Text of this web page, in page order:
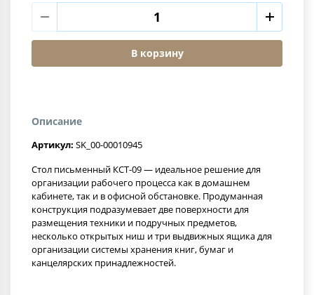
В корзину
Описание
Артикул: SK_00-00010945
Стол письменный КСТ-09 — идеальное решение для
организации рабочего процесса как в домашнем
кабинете, так и в офисной обстановке. Продуманная
конструкция подразумевает две поверхности для
размещения техники и подручных предметов,
несколько открытых ниш и три выдвижных ящика для
организации системы хранения книг, бумаг и
канцелярских принадлежностей.